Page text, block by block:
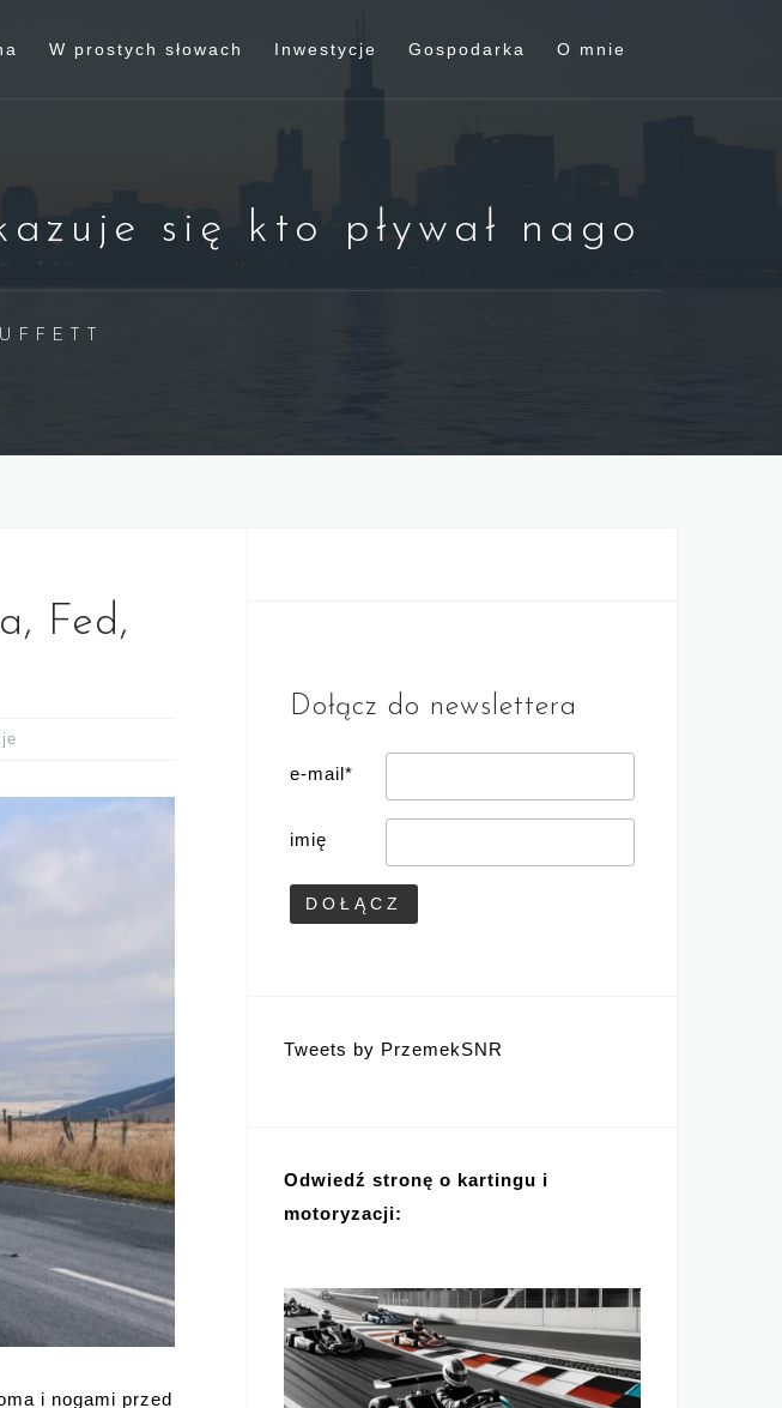
W prostych słowach Inwestycje Gospodarka O mnie
się kto pływał nago
Fed,
i nogami przed
Dołącz do newslettera
e-mail*
imię
Tweets by PrzemekSNR
Odwiedź stronę o kartingu i
motoryzacji: